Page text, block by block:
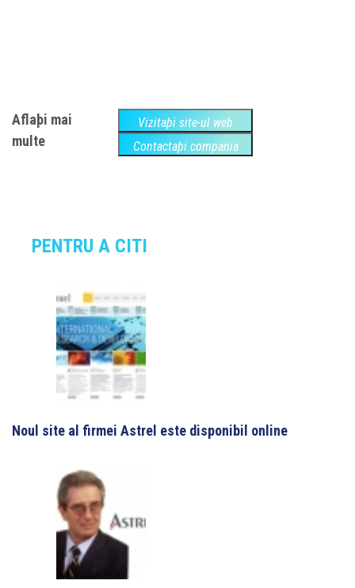
Aflaþi mai
multe
Vizitaþi site-ul web
Contactaþi compania
PENTRU A CITI
Noul site al firmei Astrel este disponibil online